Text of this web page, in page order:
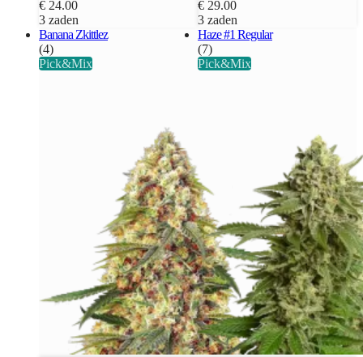
€ 24.00
3 zaden
€ 29.00
3 zaden
Banana Zkittlez
(4)
Pick&Mix
Haze #1 Regular
(7)
Pick&Mix